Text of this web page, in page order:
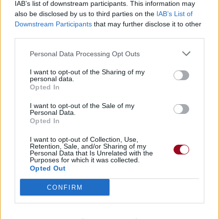
IAB’s list of downstream participants. This information may
also be disclosed by us to third parties on the IAB’s List of
Downstream Participants that may further disclose it to other
Personal Data Processing Opt Outs
I want to opt-out of the Sharing of my
personal data.
Opted In
I want to opt-out of the Sale of my
Personal Data.
Opted In
I want to opt-out of Collection, Use,
Retention, Sale, and/or Sharing of my
Personal Data that Is Unrelated with the
Purposes for which it was collected.
Opted Out
CONFIRM